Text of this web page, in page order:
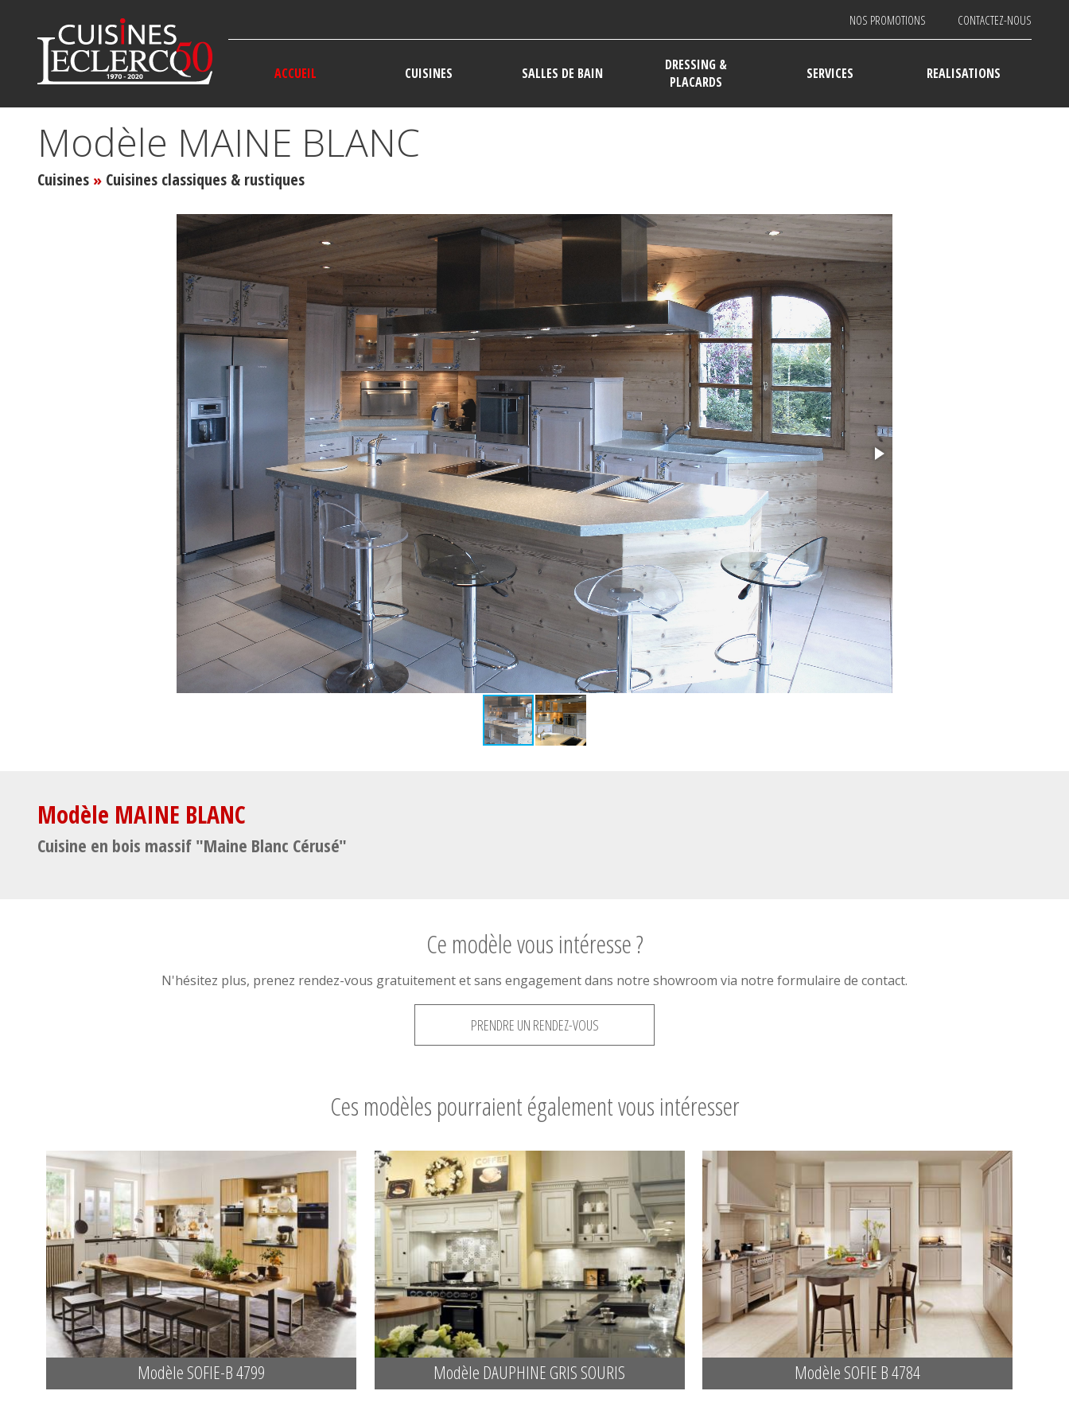
NOS PROMOTIONS CONTACTEZ-NOUS
ACCUEIL CUISINES SALLES DE BAIN
DRESSING &
PLACARDS
SERVICES REALISATIONS
Modèle MAINE BLANC
Cuisines » Cuisines classiques & rustiques
Modèle MAINE BLANC
Cuisine en bois massif "Maine Blanc Cérusé"
Ce modèle vous intéresse ?
N'hésitez plus, prenez rendez-vous gratuitement et sans engagement dans notre showroom via notre formulaire de contact.
PRENDRE UN RENDEZ-VOUS
Ces modèles pourraient également vous intéresser
Modèle SOFIE-B 4799 Modèle DAUPHINE GRIS SOURIS Modèle SOFIE B 4784